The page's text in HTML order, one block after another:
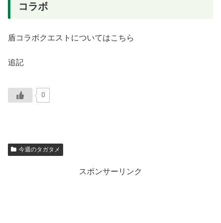
コラボ
盾コラボクエストについてはこちら
追記
0
今週のタガタメ
スポンサーリンク